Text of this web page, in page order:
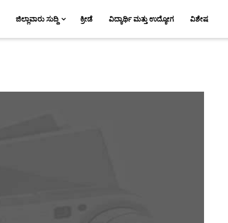
ಜಿಲ್ಲಾವಾರು ಸುದ್ದಿ ಕ್ರೀಡೆ ವಿದ್ಯಾರ್ಥಿ ಮತ್ತು ಉದ್ಯೋಗ ವಿಶೇಷ